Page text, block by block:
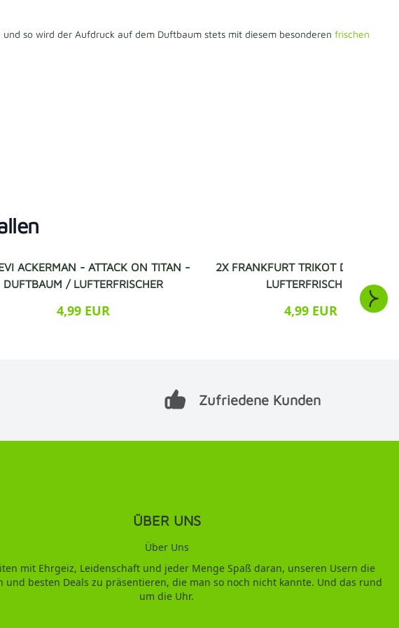
und so wird der Aufdruck auf dem Duftbaum stets mit diesem besonderen frischen
ACKERMAN - ATTACK ON TITAN -
DUFTBAUM / LUFTERFRISCHER
4,99 EUR
2X FRANKFURT TRIKOT
LUFTERFRISCHER
4,99 EUR
Zufriedene Kunden
ÜBER UNS
Über Uns
mit Ehrgeiz, Leidenschaft und jeder Menge Spaß daran, unseren Usern die
und besten Deals zu präsentieren, die man so noch nicht kannte. Und das rund
um die Uhr.